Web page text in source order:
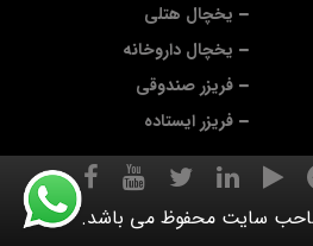
یخچال هتلی
یخچال داروخانه
فریزر صندوقی
فریزر ایستاده
سایت محفوظ می باشد.